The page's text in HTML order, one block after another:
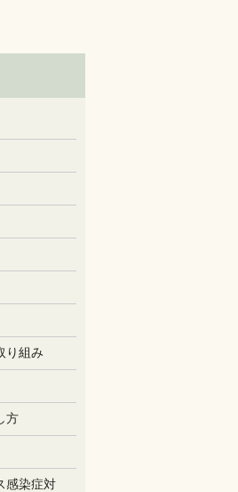
り組み
方
感染症対